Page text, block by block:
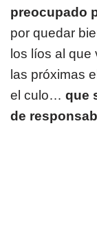
preocupado
por quedar
los líos al
las próximas
el culo… que
de